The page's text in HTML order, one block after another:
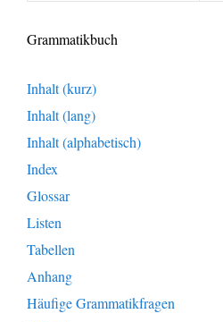
Grammatikbuch
Inhalt (kurz)
Inhalt (lang)
Inhalt (alphabetisch)
Index
Glossar
Listen
Tabellen
Anhang
Häufige Grammatikfragen